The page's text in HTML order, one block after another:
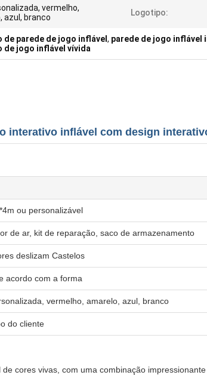
vermelho,
azul, branco
Logotipo:
de parede de jogo inflável , parede de jogo inflável
de jogo inflável vívida
interativo inflável com design
ou personalizável
de ar, kit de reparação, saco de armazenamento
deslizam Castelos
acordo com a forma
vermelho, amarelo, azul, branco
do cliente
cores vivas, com uma combinação